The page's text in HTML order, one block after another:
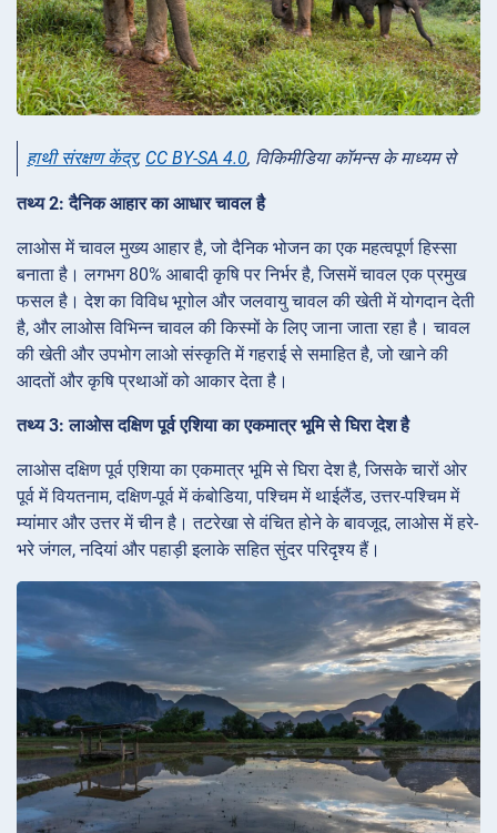
हाथी संरक्षण केंद्र, CC BY-SA 4.0, विकिमीडिया कॉमन्स के माध्यम से
तथ्य 2: दैनिक आहार का आधार चावल है
लाओस में चावल मुख्य आहार है, जो दैनिक भोजन का एक महत्वपूर्ण हिस्सा
बनाता है। लगभग 80% आबादी कृषि पर निर्भर है, जिसमें चावल एक प्रमुख
फसल है। देश का विविध भूगोल और जलवायु चावल की खेती में योगदान देती
है, और लाओस विभिन्न चावल की किस्मों के लिए जाना जाता रहा है। चावल
की खेती और उपभोग लाओ संस्कृति में गहराई से समाहित है, जो खाने की
आदतों और कृषि प्रथाओं को आकार देता है।
तथ्य 3: लाओस दक्षिण पूर्व एशिया का एकमात्र भूमि से घिरा देश है
लाओस दक्षिण पूर्व एशिया का एकमात्र भूमि से घिरा देश है, जिसके चारों ओर
पूर्व में वियतनाम, दक्षिण-पूर्व में कंबोडिया, पश्चिम में थाईलैंड, उत्तर-पश्चिम में
म्यांमार और उत्तर में चीन है। तटरेखा से वंचित होने के बावजूद, लाओस में हरे-
भरे जंगल, नदियां और पहाड़ी इलाके सहित सुंदर परिदृश्य हैं।